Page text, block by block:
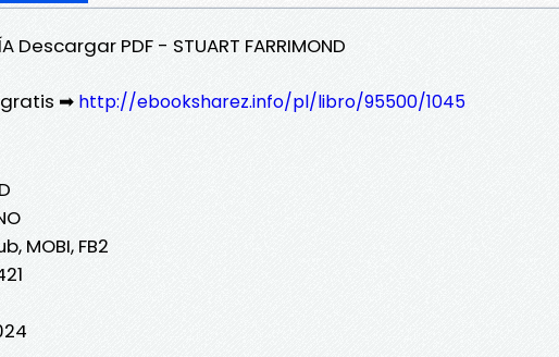
Descargar PDF - STUART FARRIMOND
➡ http://ebooksharez.info/pl/libro/95500/1045
MOBI, FB2